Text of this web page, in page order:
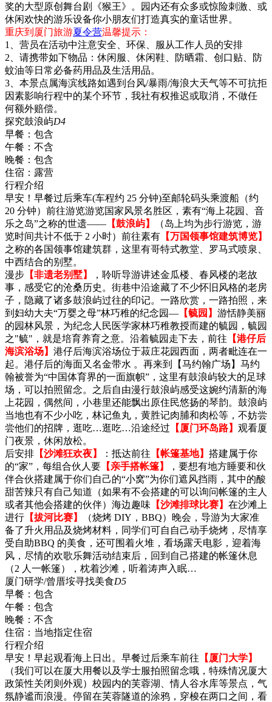
奖的大型原创舞台剧《猴王》。园内还有众多或惊险刺激、或
休闲欢快的游乐设备你小朋友们打造真实的童话世界。
重庆到厦门旅游夏令营温馨提示：
1、营员在活动中注意安全、环保、服从工作人员的安排
2、请携带如下物品：休闲服、休闲鞋、防晒霜、创口贴、防
蚊油等日常必备药用品及生活用品。
3、本景点属海滨线路如遇到台风/暴雨/海浪大天气等不可抗拒
因素影响行程中的某个环节，我社有权推迟或取消，不做任
何额外赔偿。
探究鼓浪屿D4
早餐： 包含
午餐： 不含
晚餐： 包含
住宿： 露营
行程介绍
早安！早餐过后乘车(车程约 25 分钟)至邮轮码头乘渡船（约
20 分钟）前往游览游览国家风景名胜区，素有“海上花园、音
乐之岛”之称的世遗—— 【鼓浪屿】
（岛上均为步行游览，游
览时间共计不低于 2 小时）前往素有 【万国领事馆建筑博览】
之称的各国领事馆建筑群，这里有哥特式教堂、罗马式喷泉、
中西结合的别墅。
漫步 【非遗老别墅】
，聆听导游讲述金瓜楼、春风楼的老故
事，感受它的沧桑历史。街巷中沿途藏了不少怀旧风格的老房
子，隐藏了诸多鼓浪屿过往的印记。一路欣赏，一路拍照，来
到妇幼大夫“万婴之母”林巧稚的纪念园— 【毓园】 游恬静美丽
的园林风景，为纪念人民医学家林巧稚教授而建的毓园，毓园
之"毓"，就是培育养育之意。沿着毓园走下去，前往 【港仔后
海滨浴场】 港仔后海滨浴场位于菽庄花园西面，两者毗连在一
起。港仔后的海面又名金带水 。再来到【马约翰广场】马约
翰被誉为“中国体育界的一面旗帜”，这里有鼓浪屿较大的足球
场，可以拍照留念。之后自由漫行鼓浪屿感受这婉约清新的海
上花园，偶然间，小巷里还能飘出原住民悠扬的琴韵。鼓浪屿
当地也有不少小吃，林记鱼丸，黄胜记肉脯和肉松等，不妨尝
尝他们的招牌，逛吃…逛吃…沿途经过 【厦门环岛路】 观看厦
门夜景，休闲放松。
后安排 【沙滩狂欢夜】 ：抵达前往 【帐篷基地】 搭建属于你
的“家”，每组合伙人要 【亲手搭帐篷】
，要想有地方睡要和伙
伴合伙搭建属于你们自己的“小窝”为你们遮风挡雨，其中的酸
甜苦辣只有自己知道（如果有不会搭建的可以询问帐篷的主人
或者其他会搭建的伙伴）海边趣味 【沙滩排球比赛】 在沙滩上
进行 【拔河比赛】
（烧烤 DIY，BBQ）晚会，导游为大家准
备了升火用品及烧烤材料，同学们可自自己动手烧烤，尽情享
受自助BBQ 的美食，还可围着火堆，看场露天电影，迎着海
风，尽情的欢歌乐舞活动结束后，回到自己搭建的帐篷休息
（2 人一帐篷），枕着沙滩，听着涛声入眠…
厦门研学/曾厝垵寻找美食D5
早餐： 包含
午餐： 包含
晚餐： 不含
住宿： 当地指定住宿
行程介绍
早安！早起观看海上日出。早餐过后乘车前往 【厦门大学】
（我们可以在厦大用餐以及学士服拍照留念哦，特殊情况厦大
政策性关闭则外观）校园内的芙蓉湖、情人谷水库等景点，气
氛静谧而浪漫。停留在芙蓉隧道的涂鸦，穿梭在两口之间，看